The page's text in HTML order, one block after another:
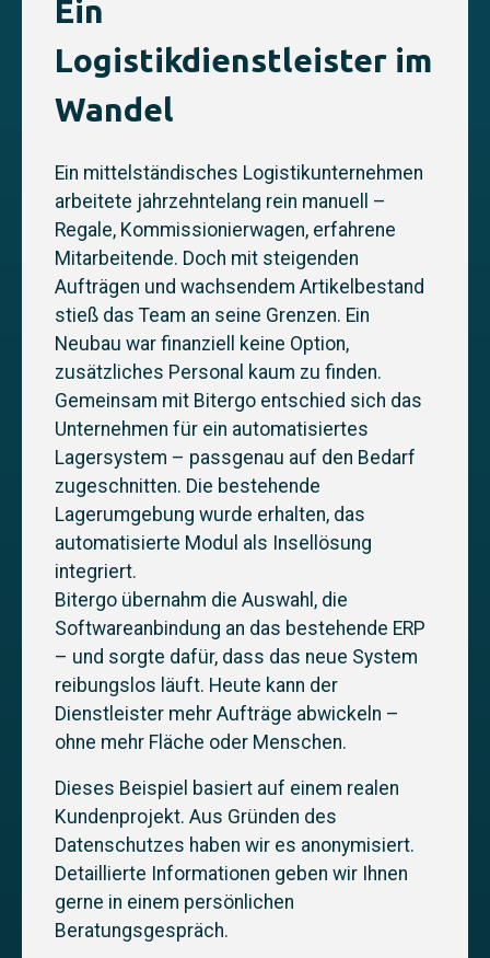
Ein
Logistikdienstleister im
Wandel
Ein mittelständisches Logistikunternehmen
arbeitete jahrzehntelang rein manuell –
Regale, Kommissionierwagen, erfahrene
Mitarbeitende. Doch mit steigenden
Aufträgen und wachsendem Artikelbestand
stieß das Team an seine Grenzen. Ein
Neubau war finanziell keine Option,
zusätzliches Personal kaum zu finden.
Gemeinsam mit Bitergo entschied sich das
Unternehmen für ein automatisiertes
Lagersystem – passgenau auf den Bedarf
zugeschnitten. Die bestehende
Lagerumgebung wurde erhalten, das
automatisierte Modul als Insellösung
integriert.
Bitergo übernahm die Auswahl, die
Softwareanbindung an das bestehende ERP
– und sorgte dafür, dass das neue System
reibungslos läuft. Heute kann der
Dienstleister mehr Aufträge abwickeln –
ohne mehr Fläche oder Menschen.
Dieses Beispiel basiert auf einem realen
Kundenprojekt. Aus Gründen des
Datenschutzes haben wir es anonymisiert.
Detaillierte Informationen geben wir Ihnen
gerne in einem persönlichen
Beratungsgespräch.